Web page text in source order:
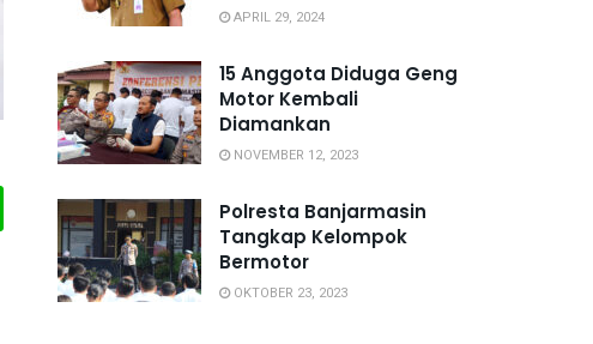
APRIL 29, 2024
15 Anggota Diduga Geng
Motor Kembali
Diamankan
NOVEMBER 12, 2023
Polresta Banjarmasin
Tangkap Kelompok
Bermotor
OKTOBER 23, 2023